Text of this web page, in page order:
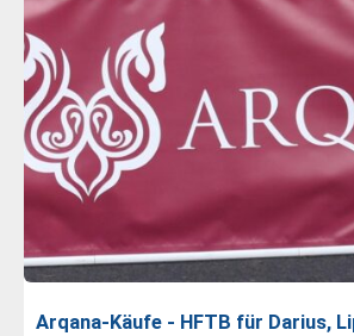
Arqana-Käufe - HFTB für Darius,